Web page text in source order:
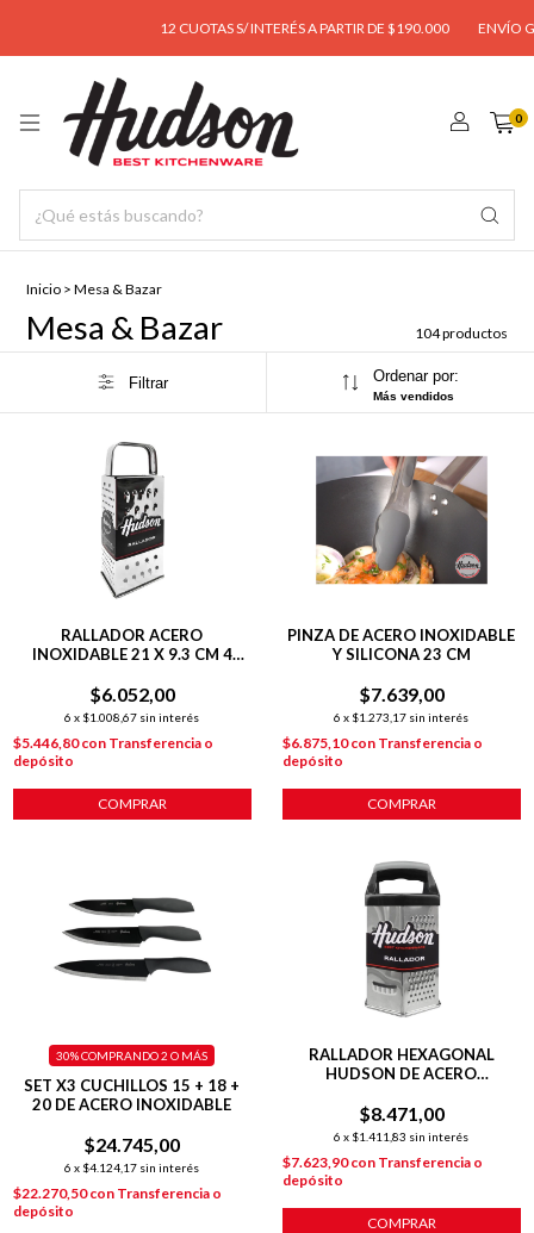
12 CUOTAS S/ INTERÉS A PARTIR DE $190.000 ENVÍO GRATIS A
0
Inicio > Mesa & Bazar
Mesa & Bazar 104 productos
Filtrar Ordenar por:
Más vendidos
RALLADOR ACERO
INOXIDABLE 21 X 9.3 CM 4
$6.052,00
6 x $1.008,67 sin interés
$5.446,80con Transferencia o
depósito
COMPRAR
PINZA DE ACERO INOXIDABLE
Y SILICONA 23 CM
$7.639,00
6 x $1.273,17 sin interés
$6.875,10con Transferencia o
depósito
COMPRAR
SET X3 CUCHILLOS 15 + 18 +
20 DE ACERO INOXIDABLE
$24.745,00
6 x $4.124,17 sin interés
30%COMPRANDO 2 O MÁS
$22.270,50con Transferencia o
depósito
RALLADOR HEXAGONAL
HUDSON DE ACERO
$8.471,00
6 x $1.411,83 sin interés
$7.623,90con Transferencia o
depósito
COMPRAR